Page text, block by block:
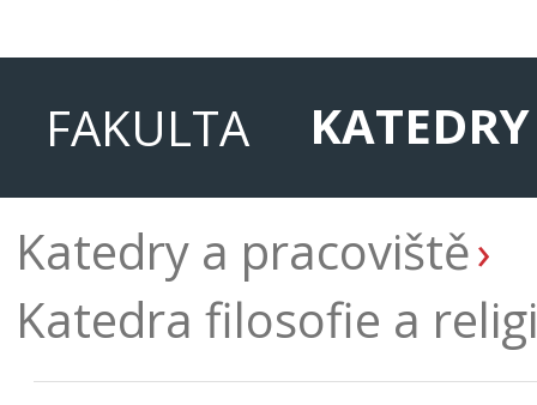
FAKULTA
Katedry a pracoviště
Katedra filosofie a